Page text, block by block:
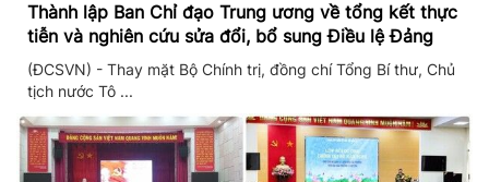
Thành lập Ban Chỉ đạo Trung ương về tổng kết thực
tiễn và nghiên cứu sửa đổi, bổ sung Điều lệ Đảng
(ĐCSVN) - Thay mặt Bộ Chính trị, đồng chí Tổng Bí thư, Chủ
tịch nước Tô ...